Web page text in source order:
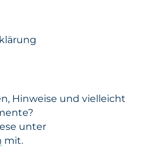
Hinweise und vielleicht
unter
mit.